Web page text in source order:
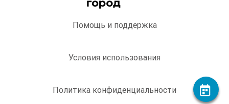
Помощь и поддержка
Условия использования
Политика конфиденциальности